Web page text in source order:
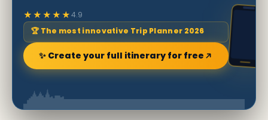
★★★★★4.9
🏆 The most innovative Trip Planner 2026
✨ Create your full itinerary for free